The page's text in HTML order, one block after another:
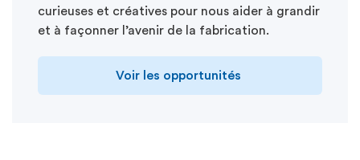
curieuses et créatives pour nous aider à grandir
et à façonner l’avenir de la fabrication.
Voir les opportunités